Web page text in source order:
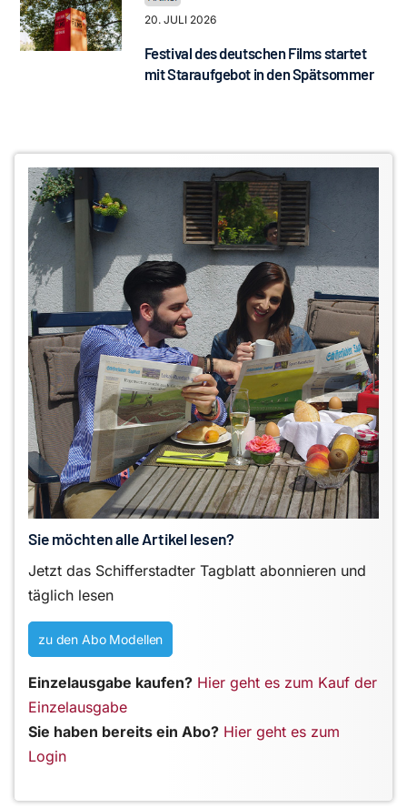
20. JULI 2026
Festival des deutschen Films startet
mit Staraufgebot in den Spätsommer
Sie möchten alle Artikel lesen?
Jetzt das Schifferstadter Tagblatt abonnieren und
täglich lesen
zu den Abo Modellen
Einzelausgabe kaufen? Hier geht es zum Kauf der
Einzelausgabe
Sie haben bereits ein Abo? Hier geht es zum
Login